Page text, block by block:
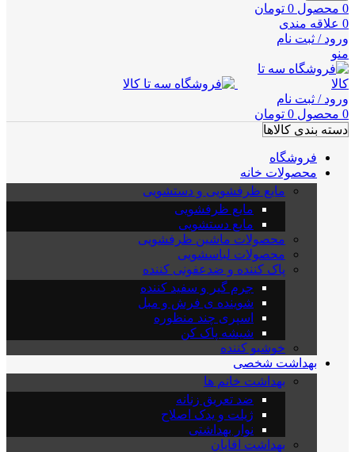
0 محصول 0 تومان
0 علاقه مندی
ورود / ثبت نام
منو
ورود / ثبت نام
0 محصول 0 تومان
دسته بندی کالاها
فروشگاه
محصولات خانه
مایع ظرفشویی و دستشویی
مایع ظرفشویی
مایع دستشویی
محصولات ماشین ظرفشویی
محصولات لباسشویی
پاک کننده و ضدعفونی کننده
جرم گیر و سفید کننده
شوینده ی فرش و مبل
اسپری چند منظوره
شیشه پاک کن
خوشبو کننده
بهداشت شخصی
بهداشت خانم ها
ضد تعریق زنانه
ژیلت و یدک اصلاح
نوار بهداشتی
بهداشت اقایان